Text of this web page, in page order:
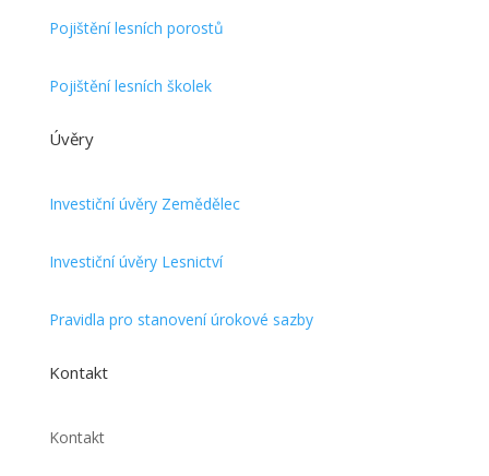
Pojištění lesních porostů
Pojištění lesních školek
Úvěry
Investiční úvěry Zemědělec
Investiční úvěry Lesnictví
Pravidla pro stanovení úrokové sazby
Kontakt
Kontakt